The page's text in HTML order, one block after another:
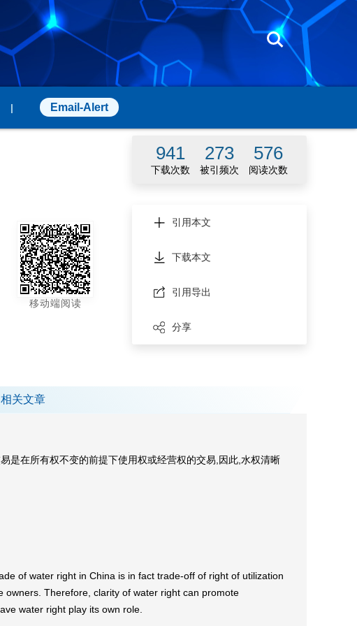
| Email-Alert
移动端阅读
941 273 576
下载次数 被引频次 阅读次数
引用本文
下载本文
引用导出
分享
相关文章
是在所有权不变的前提下使用权或经营权的交易,因此,水权清晰
of water right in China is in fact trade-off of right of utilization
Therefore, clarity of water right can promote
water right play its own role.